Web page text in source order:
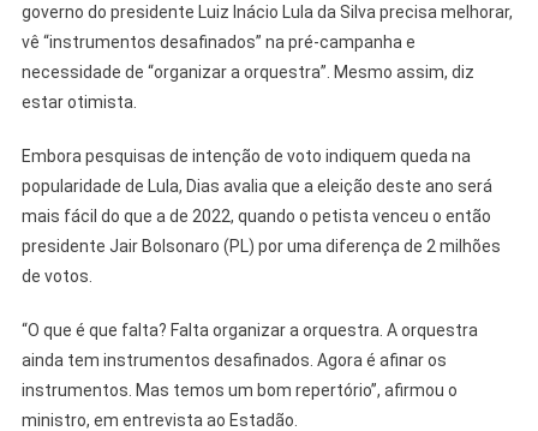
governo do presidente Luiz Inácio Lula da Silva precisa melhorar,
vê “instrumentos desafinados” na pré-campanha e
necessidade de “organizar a orquestra”. Mesmo assim, diz
estar otimista.
Embora pesquisas de intenção de voto indiquem queda na
popularidade de Lula, Dias avalia que a eleição deste ano será
mais fácil do que a de 2022, quando o petista venceu o então
presidente Jair Bolsonaro (PL) por uma diferença de 2 milhões
de votos.
“O que é que falta? Falta organizar a orquestra. A orquestra
ainda tem instrumentos desafinados. Agora é afinar os
instrumentos. Mas temos um bom repertório”, afirmou o
ministro, em entrevista ao Estadão.